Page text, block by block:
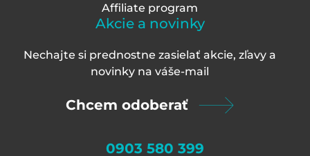
Affiliate program
Akcie a novinky
Nechajte si prednostne zasielať akcie, zľavy a
novinky na váše-mail
Chcem odoberať
0903 580 399